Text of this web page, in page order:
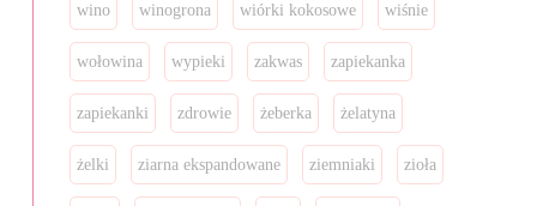
wino winogrona wiórki kokosowe wiśnie
wołowina wypieki zakwas zapiekanka
zapiekanki zdrowie żeberka żelatyna
żelki ziarna ekspandowane ziemniaki zioła